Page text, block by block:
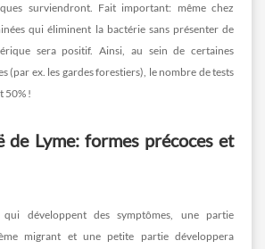
surviendront. Fait important: même chez
qui éliminent la bactérie sans présenter de
sera positif. Ainsi, au sein de certaines
(par ex. les gardes forestiers), le nombre de tests
50% !
de Lyme: formes précoces et
qui développent des symptômes, une partie
migrant et une petite partie développera